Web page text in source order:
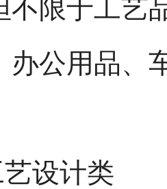
不限于工艺
办公用品、
设计类